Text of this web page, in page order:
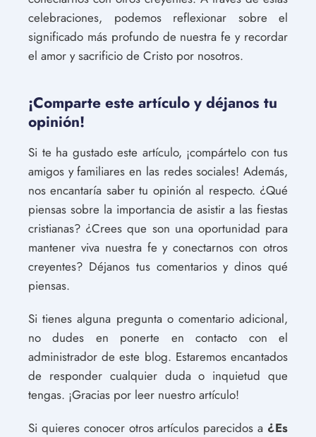
celebraciones, podemos reflexionar sobre el
significado más profundo de nuestra fe y recordar
el amor y sacrificio de Cristo por nosotros.
¡Comparte este artículo y déjanos tu
opinión!
Si te ha gustado este artículo, ¡compártelo con tus
amigos y familiares en las redes sociales! Además,
nos encantaría saber tu opinión al respecto. ¿Qué
piensas sobre la importancia de asistir a las fiestas
cristianas? ¿Crees que son una oportunidad para
mantener viva nuestra fe y conectarnos con otros
creyentes? Déjanos tus comentarios y dinos qué
piensas.
Si tienes alguna pregunta o comentario adicional,
no dudes en ponerte en contacto con el
administrador de este blog. Estaremos encantados
de responder cualquier duda o inquietud que
tengas. ¡Gracias por leer nuestro artículo!
Si quieres conocer otros artículos parecidos a ¿Es